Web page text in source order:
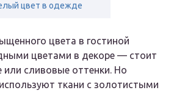
цвет в одежде
цвета в гостиной
цветами в декоре — стоит
сливовые оттенки. Но
ткани с золотистыми